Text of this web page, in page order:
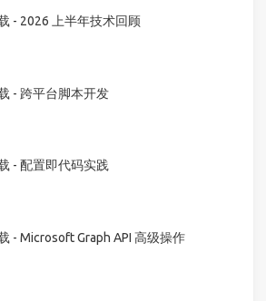
- 2026 上半年技术回顾
- 跨平台脚本开发
- 配置即代码实践
- Microsoft Graph API 高级操作